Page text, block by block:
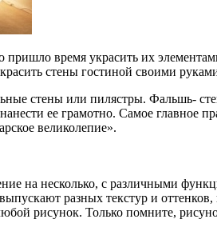
время украсить их
стены гостиной своими
стены или пилястры. Фальшь-
ее грамотно. Самое
великолепие».
на несколько, с различными
разных текстур и
рисунок. Только помните,